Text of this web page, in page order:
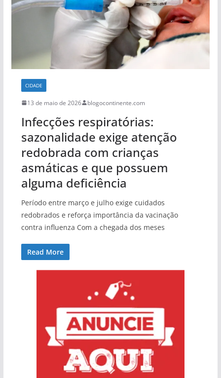
CIDADE
13 de maio de 2026 blogocontinente.com
Infecções respiratórias:
sazonalidade exige atenção
redobrada com crianças
asmáticas e que possuem
alguma deficiência
Período entre março e julho exige cuidados
redobrados e reforça importância da vacinação
contra influenza Com a chegada dos meses
Read More